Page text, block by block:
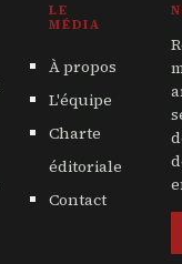
LE
MÉDIA
À propos
L'équipe
Charte
éditoriale
Contact